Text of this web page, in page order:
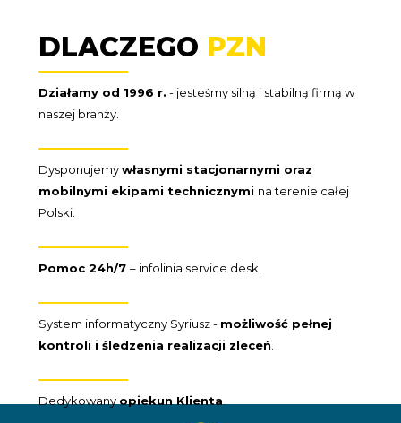
DLACZEGO PZN
Działamy od 1996 r. - jesteśmy silną i stabilną firmą w
naszej branży.
Dysponujemywłasnymi stacjonarnymi oraz
mobilnymi ekipami technicznymi na terenie całej
Polski.
Pomoc 24h/7 – infolinia service desk.
System informatyczny Syriusz - możliwość pełnej
kontroli i śledzenia realizacji zleceń.
Dedykowany opiekun Klienta